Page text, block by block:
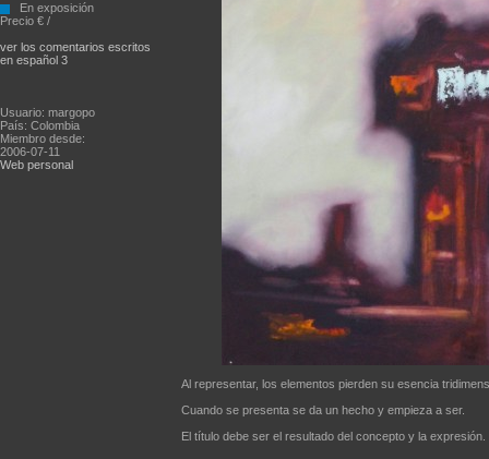
En exposición
Precio € /
ver los comentarios escritos
en español 3
Usuario: margopo
País: Colombia
Miembro desde:
2006-07-11
Web personal
Al representar, los elementos pierden su esencia
Cuando se presenta se da un hecho y empieza a ser.
El título debe ser el resultado del concepto y la expresión.